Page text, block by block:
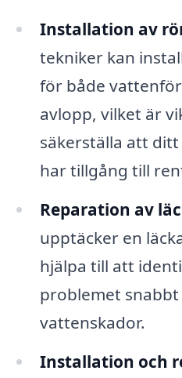
Installation av
tekniker kan
för både
avlopp, vilket är
säkerställa att
har tillgång till
Reparation av
upptäcker en
hjälpa till att
problemet
vattenskador.
Installation och